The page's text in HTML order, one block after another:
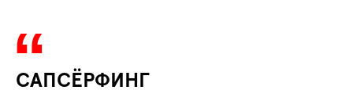
САПСЁРФИНГ